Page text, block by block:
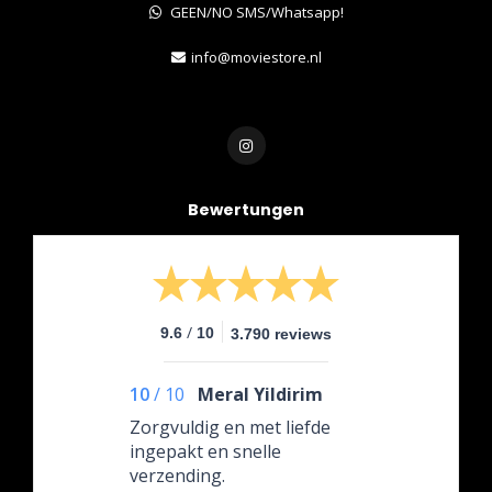
GEEN/NO SMS/Whatsapp!
info@moviestore.nl
Bewertungen
9.6 / 10 3.790 reviews
10/ 10
Meral Yildirim
Zorgvuldig en met liefde
ingepakt en snelle
verzending.